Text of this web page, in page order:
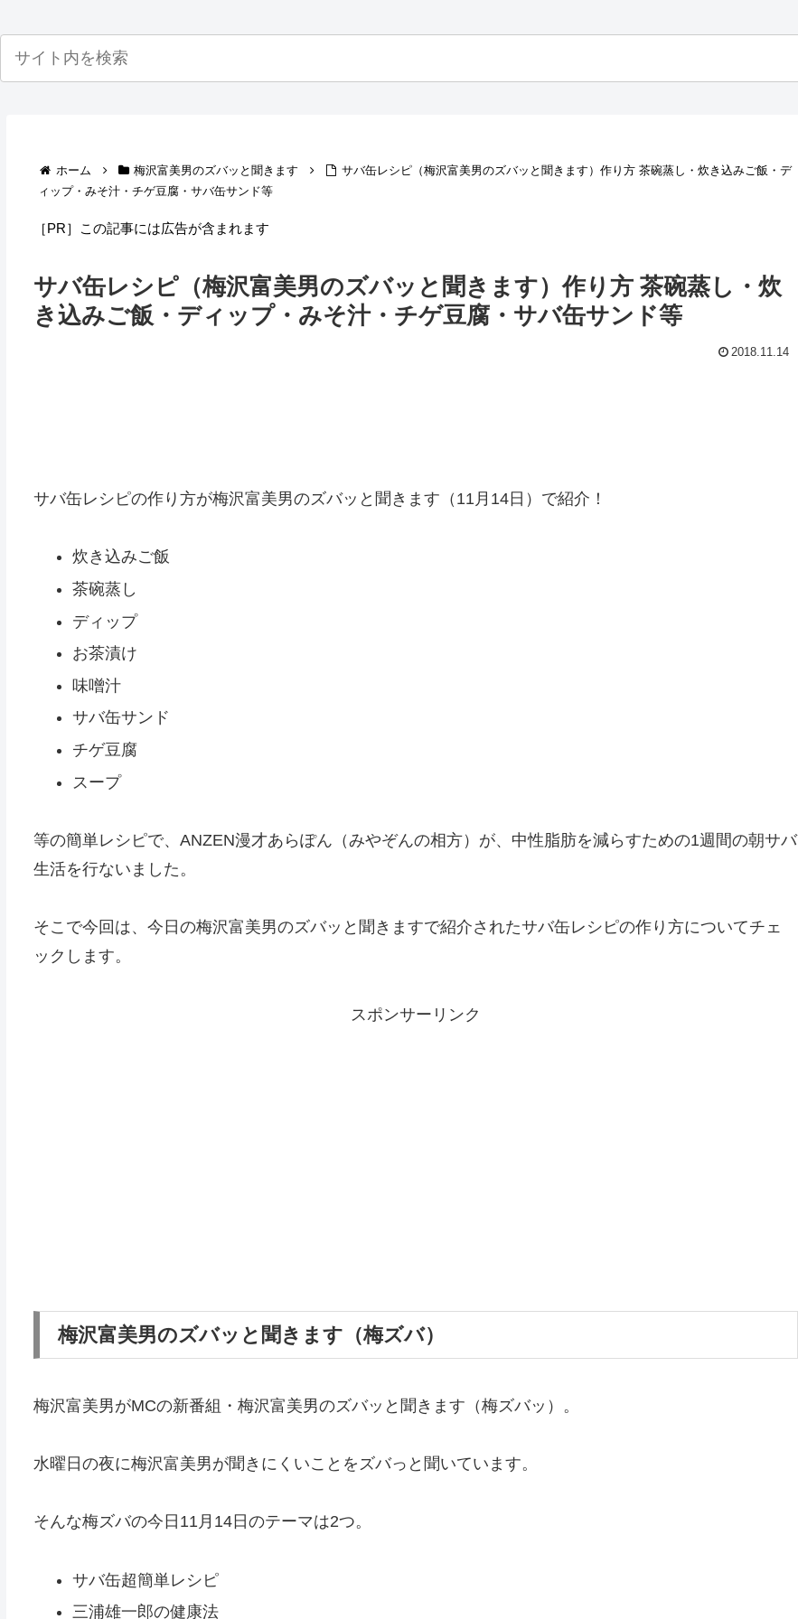
ホーム 梅沢富美男のズバッと聞きます
サバ缶レシピ（梅沢富美男のズバッと聞きます）作り方 茶碗蒸し・炊き込みご飯・デ
ィップ・みそ汁・チゲ豆腐・サバ缶サンド等
［PR］この記事には広告が含まれます
サバ缶レシピ（梅沢富美男のズバッと聞きます）作り方 茶碗蒸し・炊
き込みご飯・ディップ・みそ汁・チゲ豆腐・サバ缶サンド等
2018.11.14
サバ缶レシピの作り方が梅沢富美男のズバッと聞きます（11月14日）で紹介！
炊き込みご飯
茶碗蒸し
ディップ
お茶漬け
味噌汁
サバ缶サンド
チゲ豆腐
スープ
等の簡単レシピで、ANZEN漫才あらぽん（みやぞんの相方）が、中性脂肪を減らすための1週間の朝サバ
生活を行ないました。
そこで今回は、今日の梅沢富美男のズバッと聞きますで紹介されたサバ缶レシピの作り方についてチェ
ックします。
スポンサーリンク
梅沢富美男のズバッと聞きます（梅ズバ）
梅沢富美男がMCの新番組・梅沢富美男のズバッと聞きます（梅ズバッ）。
水曜日の夜に梅沢富美男が聞きにくいことをズバっと聞いています。
そんな梅ズバの今日11月14日のテーマは2つ。
サバ缶超簡単レシピ
三浦雄一郎の健康法